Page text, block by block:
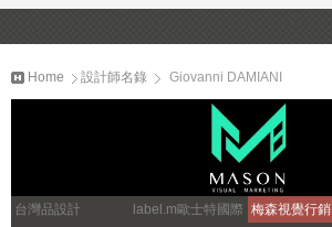
Home 設計師名錄 Giovanni DAMIANI
台灣品設計 label.m歐士特國際 梅森視覺行銷